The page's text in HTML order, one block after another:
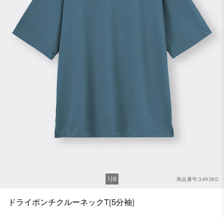
商品番号:349380
1 8
ドライポンチクルーネックT(5分袖)